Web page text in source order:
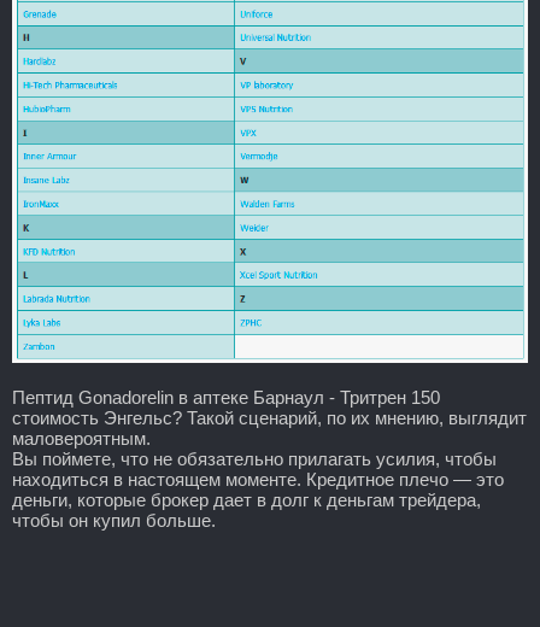
Пептид Gonadorelin в аптеке Барнаул - Тритрен 150
стоимость Энгельс? Такой сценарий, по их мнению, выглядит
маловероятным.
Вы поймете, что не обязательно прилагать усилия, чтобы
находиться в настоящем моменте. Кредитное плечо — это
деньги, которые брокер дает в долг к деньгам трейдера,
чтобы он купил больше.